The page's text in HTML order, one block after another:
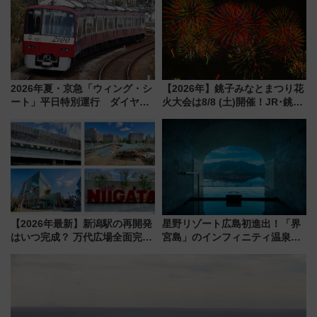
の舞台は「島原鉄道」
2026年夏・京急「ウィング・シ
ート」平日特別運行 ダイヤ・
三浦海岸を堪能できるお出かけ
プランもご紹介
【2026年】銚子みなとまつり花
火大会は8/8 (土)開催！JR･銚子
【2026年最新】新潟駅の再開発
はいつ完成？ 万代広場全面完成
星野リゾート広島初進出！「界
宮島」のインフィニティ温泉と